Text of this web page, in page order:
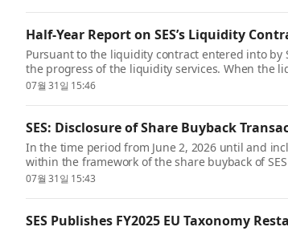
Half-Year Report on SES’s Liquidity
Pursuant to the liquidity contract entered into by
the progress of the liquidity services. When the
asset...
07월 31일 15:46
SES: Disclosure of Share Buyback
In the time period from June 2, 2026 until and
within the framework of the share buyback of
(EBCP). Shares were...
07월 31일 15:43
SES Publishes FY2025 EU Taxonomy